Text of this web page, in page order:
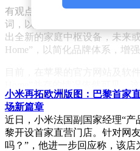
有观点认为，这可能是苹果在
词，以提高用户体验。然而，
出全新的家庭中枢设备，未来
Home”，以简化品牌体系，增
响，仍需进一步观察。
小米再拓欧洲版图：巴黎首家
场新篇章
近日，小米法国副国家经理“
黎开设首家直营门店。针对网
吗？”，他进一步回应称，该